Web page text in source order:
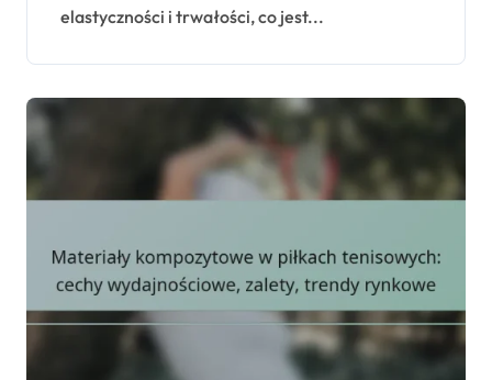
elastyczności i trwałości, co jest...